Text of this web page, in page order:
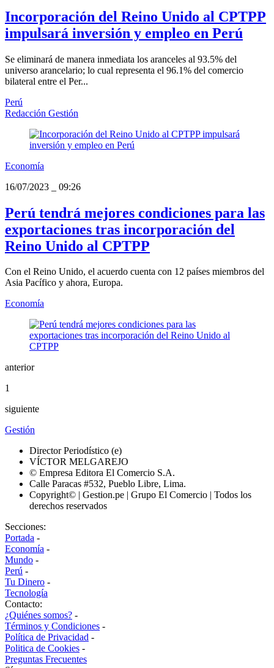
Incorporación del Reino Unido al CPTPP
impulsará inversión y empleo en Perú
Se eliminará de manera inmediata los aranceles al 93.5% del
universo arancelario; lo cual representa el 96.1% del comercio
bilateral entre el Per...
Perú
Redacción Gestión
Economía
16/07/2023
09:26
Perú tendrá mejores condiciones para las
exportaciones tras incorporación del
Reino Unido al CPTPP
Con el Reino Unido, el acuerdo cuenta con 12 países miembros del
Asia Pacífico y ahora, Europa.
Economía
anterior
1
siguiente
Gestión
Director Periodístico (e)
VÍCTOR MELGAREJO
© Empresa Editora El Comercio S.A.
Calle Paracas #532, Pueblo Libre, Lima.
Copyright© | Gestion.pe | Grupo El Comercio | Todos los
derechos reservados
Secciones:
Portada -
Economía -
Mundo -
Perú -
Tu Dinero -
Tecnología
Contacto:
¿Quiénes somos? -
Términos y Condiciones -
Política de Privacidad -
Politica de Cookies -
Preguntas Frecuentes